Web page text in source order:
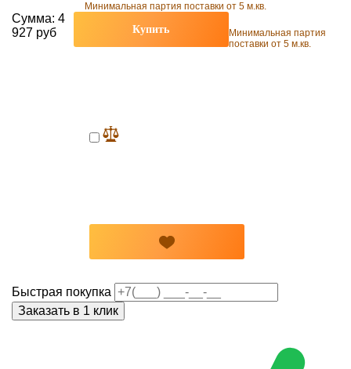
Минимальная партия поставки от 5 м.кв.
Сумма: 4
927 руб
Купить
Минимальная партия
поставки от 5 м.кв.
Быстрая покупка